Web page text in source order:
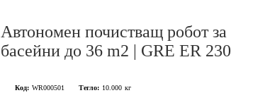
Автономен почистващ робот за
басейни до 36 m2 | GRE ER 230
Код: WR000501 Тегло: 10.000 кг